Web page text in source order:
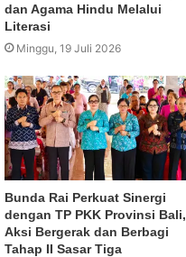
dan Agama Hindu Melalui
Literasi
Minggu, 19 Juli 2026
Bunda Rai Perkuat Sinergi
dengan TP PKK Provinsi Bali,
Aksi Bergerak dan Berbagi
Tahap II Sasar Tiga